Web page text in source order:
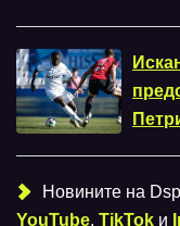
Новините на
YouTube, TikTok и